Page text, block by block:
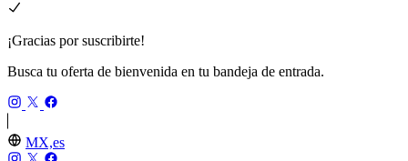
¡Gracias por suscribirte!
Busca tu oferta de bienvenida en tu bandeja de entrada.
MX,es